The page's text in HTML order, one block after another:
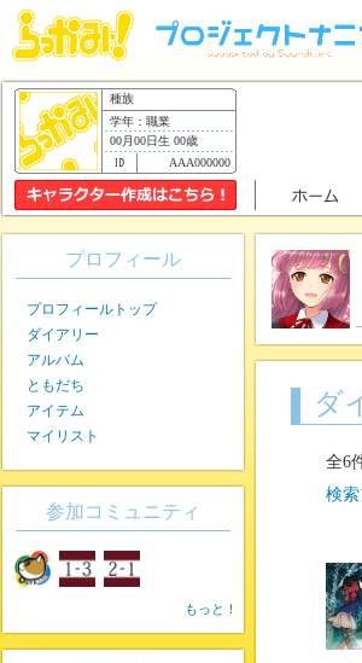
種族
学年：職業
00月00日生 00歳
AAA000000
ダ
全6
検
プロフィール
プロフィールトップ
ダイアリー
アルバム
ともだち
アイテム
マイリスト
参加コミュニティ
もっと！